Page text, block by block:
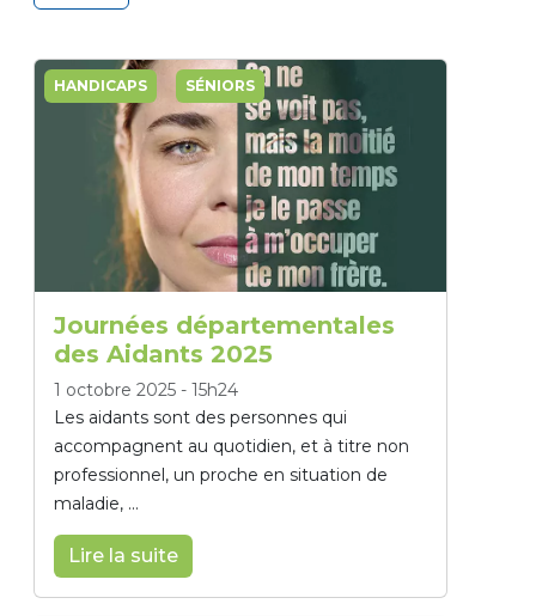
HANDICAPS SÉNIORS
Journées départementales
des Aidants 2025
1 octobre 2025 - 15h24
Les aidants sont des personnes qui
accompagnent au quotidien, et à titre non
professionnel, un proche en situation de
maladie, ...
Lire la suite